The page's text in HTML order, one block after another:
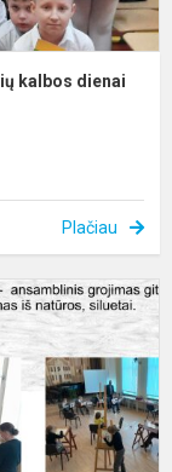
kalbos dienai
Plačiau